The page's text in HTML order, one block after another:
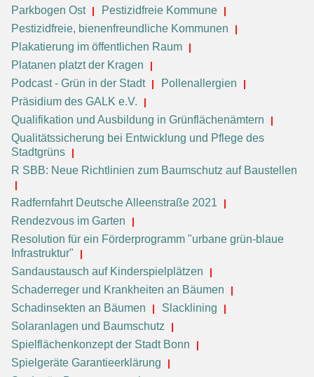
Parkbogen Ost
Pestizidfreie Kommune
Pestizidfreie, bienenfreundliche Kommunen
Plakatierung im öffentlichen Raum
Platanen platzt der Kragen
Podcast - Grün in der Stadt
Pollenallergien
Präsidium des GALK e.V.
Qualifikation und Ausbildung in Grünflächenämtern
Qualitätssicherung bei Entwicklung und Pflege des
Stadtgrüns
R SBB: Neue Richtlinien zum Baumschutz auf Baustellen
Radfernfahrt Deutsche Alleenstraße 2021
Rendezvous im Garten
Resolution für ein Förderprogramm "urbane grün-blaue
Infrastruktur"
Sandaustausch auf Kinderspielplätzen
Schaderreger und Krankheiten an Bäumen
Schadinsekten an Bäumen
Slacklining
Solaranlagen und Baumschutz
Spielflächenkonzept der Stadt Bonn
Spielgeräte Garantieerklärung